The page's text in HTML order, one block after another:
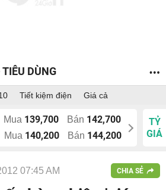
DÙNG
Tiết kiệm điện Giá cả
Mua 139,700 Bán 142,700
Mua 140,200 Bán 144,200
TỶ
GIÁ
07:45 AM CHIA SẺ